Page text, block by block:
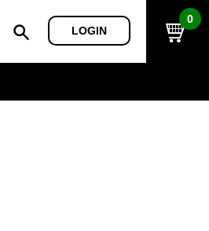
LOGIN
0